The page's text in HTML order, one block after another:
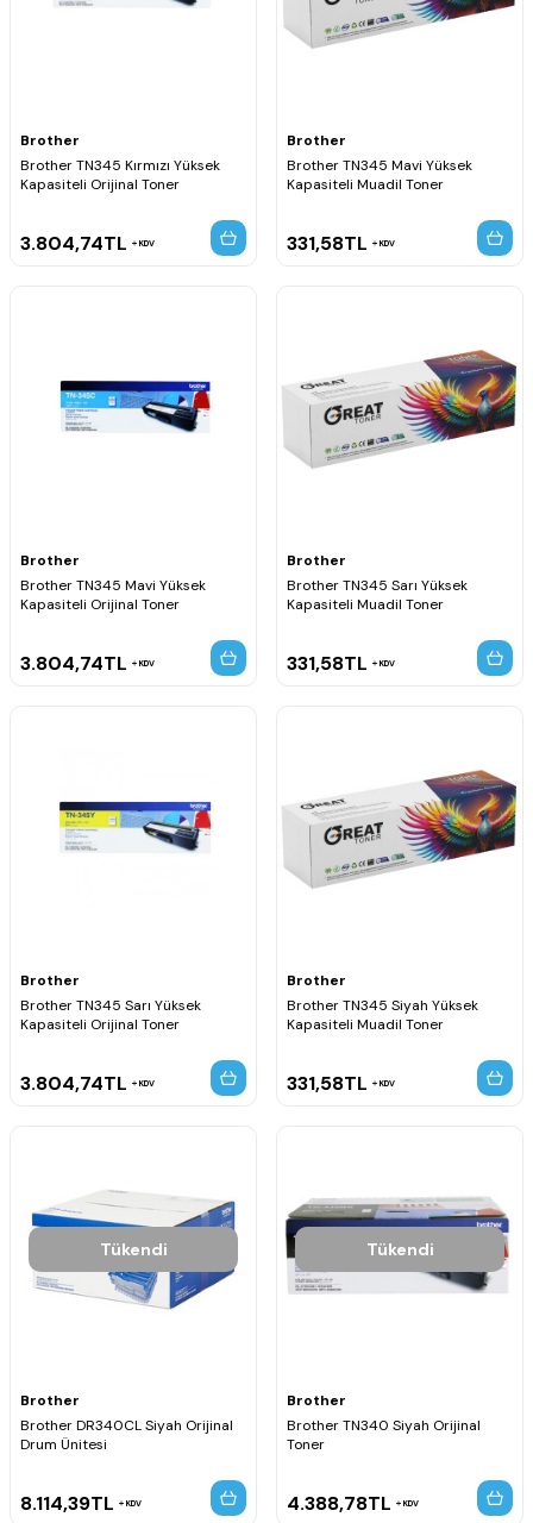
Brother
Brother TN345 Kırmızı Yüksek
Kapasiteli Orijinal Toner
3.804,74TL KDV
Brother
Brother TN345 Mavi Yüksek
Kapasiteli Muadil Toner
331,58TL KDV
Brother
Brother TN345 Mavi Yüksek
Kapasiteli Orijinal Toner
3.804,74TL KDV
Brother
Brother TN345 Sarı Yüksek
Kapasiteli Muadil Toner
331,58TL KDV
Brother
Brother TN345 Sarı Yüksek
Kapasiteli Orijinal Toner
3.804,74TL KDV
Brother
Brother TN345 Siyah Yüksek
Kapasiteli Muadil Toner
331,58TL KDV
Tükendi
Brother
Brother DR340CL Siyah Orijinal
Drum Ünitesi
8.114,39TL KDV
Tükendi
Brother
Brother TN340 Siyah Orijinal
Toner
4.388,78TL KDV